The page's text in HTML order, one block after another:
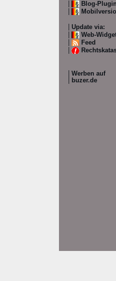
Blog-Plugin
Update via:
Web-
Feed
Werben auf
buzer.de